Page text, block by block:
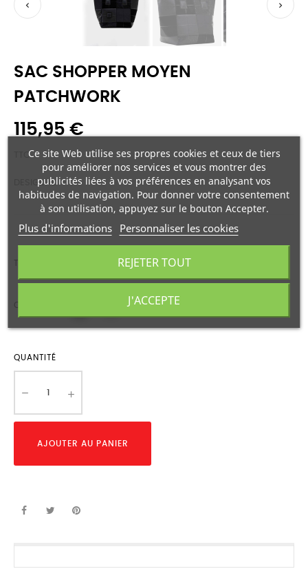
 
SAC SHOPPER MOYEN
PATCHWORK
115,95 €
TTC
DESIGUAL
TAILLE
COULEUR
QUANTITÉ
AJOUTER AU PANIER
Ce site Web utilise ses propres cookies et ceux de tiers
pour améliorer nos services et vous montrer des
publicités liées à vos préférences en analysant vos
habitudes de navigation. Pour donner votre consentement
à son utilisation, appuyez sur le bouton Accepter.
Plus d'informations Personnaliser les cookies
REJETER TOUT
J'ACCEPTE